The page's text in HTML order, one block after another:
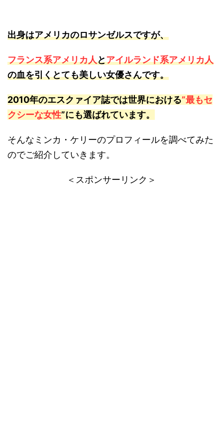
出身はアメリカのロサンゼルスですが、
フランス系アメリカ人とアイルランド系アメリカ人
の血を引くとても美しい女優さんです。
2010年のエスクァイア誌では世界における”最もセ
クシーな女性”にも選ばれています。
そんなミンカ・ケリーのプロフィールを調べてみた
のでご紹介していきます。
＜スポンサーリンク＞